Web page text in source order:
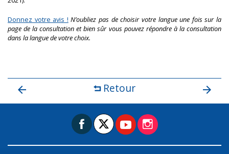
Donnez votre avis ! N’oubliez pas de choisir votre langue une fois sur la
page de la consultation et bien sûr vous pouvez répondre à la consultation
dans la langue de votre choix.
Retour